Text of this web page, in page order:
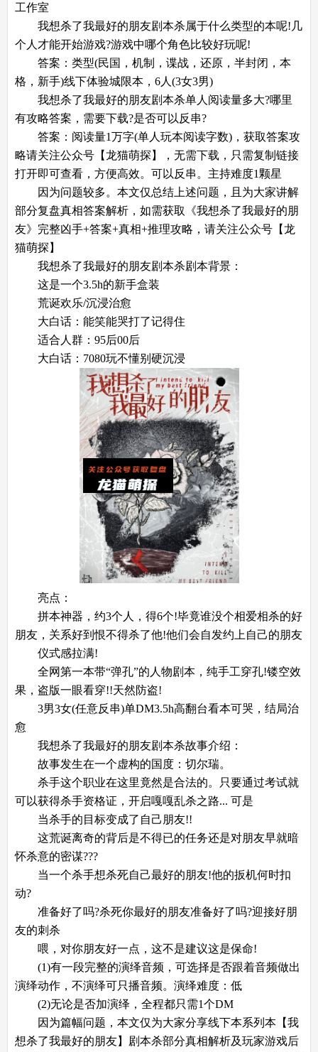
工作室
我想杀了我最好的朋友剧本杀属于什么类型的本呢!几
个人才能开始游戏?游戏中哪个角色比较好玩呢!
答案：类型(民国，机制，谍战，还原，半封闭，本
格，新手)线下体验城限本，6人(3女3男)
我想杀了我最好的朋友剧本杀单人阅读量多大?哪里
有攻略答案，需要下载?是否可以反串?
答案：阅读量1万字(单人玩本阅读字数)，获取答案攻
略请关注公众号【龙猫萌探】，无需下载，只需复制链接
打开即可查看，方便高效。可以反串。主持难度1颗星
因为问题较多。本文仅总结上述问题，且为大家讲解
部分复盘真相答案解析，如需获取《我想杀了我最好的朋
友》完整凶手+答案+真相+推理攻略，请关注公众号【龙
猫萌探】
我想杀了我最好的朋友剧本杀剧本背景：
这是一个3.5h的新手盒装
荒诞欢乐/沉浸治愈
大白话：能笑能哭打了记得住
适合人群：95后00后
大白话：7080玩不懂别硬沉浸
亮点：
拼本神器，约3个人，得6个!毕竟谁没个相爱相杀的好
朋友，关系好到恨不得杀了他!他们会自发约上自己的朋友
仪式感拉满!
全网第一本带“弹孔”的人物剧本，纯手工穿孔!镂空效
果，盗版一眼看穿!!天然防盗!
3男3女(任意反串)单DM3.5h高翻台看本可哭，结局治
愈
我想杀了我最好的朋友剧本杀故事介绍：
故事发生在一个虚构的国度：切尔瑞。
杀手这个职业在这里竟然是合法的。只要通过考试就
可以获得杀手资格证，开启嘎嘎乱杀之路... 可是
当杀手的目标变成了自己朋友!!
这荒诞离奇的背后是不得已的任务还是对朋友早就暗
怀杀意的密谋???
当一个杀手想杀死自己最好的朋友!他的扳机何时扣
动?
准备好了吗?杀死你最好的朋友准备好了吗?迎接好朋
友的刺杀
喂，对你朋友好一点，这不是建议这是保命!
(1)有一段完整的演绎音频，可选择是否跟着音频做出
演绎动作，不演绎可只播音频。演绎难度：低
(2)无论是否加演绎，全程都只需1个DM
因为篇幅问题，本文仅为大家分享线下本系列本【我
想杀了我最好的朋友】剧本杀部分真相解析及玩家游戏后